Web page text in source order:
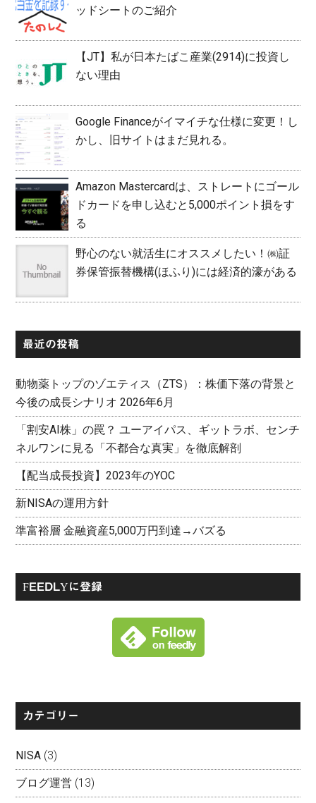
ッドシートのご紹介
【JT】私が日本たばこ産業(2914)に投資し
ない理由
Google Financeがイマイチな仕様に変更！し
かし、旧サイトはまだ見れる。
Amazon Mastercardは、ストレートにゴール
ドカードを申し込むと5,000ポイント損をす
る
野心のない就活生にオススメしたい！㈱証
券保管振替機構(ほふり)には経済的濠がある
最近の投稿
動物薬トップのゾエティス（ZTS）：株価下落の背景と
今後の成長シナリオ 2026年6月
「割安AI株」の罠？ ユーアイパス、ギットラボ、センチ
ネルワンに見る「不都合な真実」を徹底解剖
【配当成長投資】2023年のYOC
新NISAの運用方針
準富裕層 金融資産5,000万円到達→バズる
FEEDLYに登録
カテゴリー
NISA (3)
ブログ運営 (13)